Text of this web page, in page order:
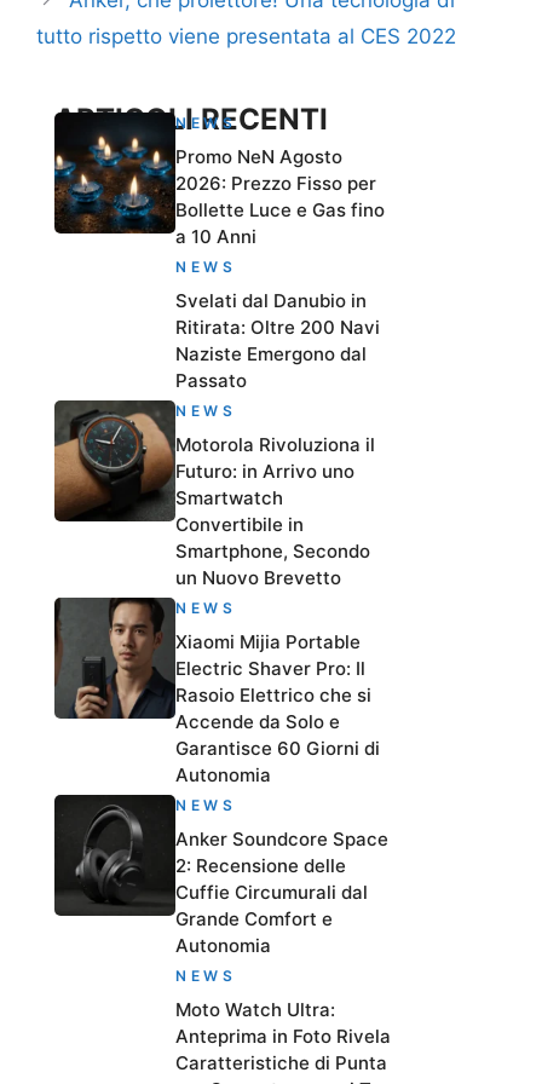
tutto rispetto viene presentata al CES 2022
ARTICOLI RECENTI
NEWS
Promo NeN Agosto
2026: Prezzo Fisso per
Bollette Luce e Gas fino
a 10 Anni
NEWS
Svelati dal Danubio in
Ritirata: Oltre 200 Navi
Naziste Emergono dal
Passato
NEWS
Motorola Rivoluziona il
Futuro: in Arrivo uno
Smartwatch
Convertibile in
Smartphone, Secondo
un Nuovo Brevetto
NEWS
Xiaomi Mijia Portable
Electric Shaver Pro: Il
Rasoio Elettrico che si
Accende da Solo e
Garantisce 60 Giorni di
Autonomia
NEWS
Anker Soundcore Space
2: Recensione delle
Cuffie Circumurali dal
Grande Comfort e
Autonomia
NEWS
Moto Watch Ultra:
Anteprima in Foto Rivela
Caratteristiche di Punta